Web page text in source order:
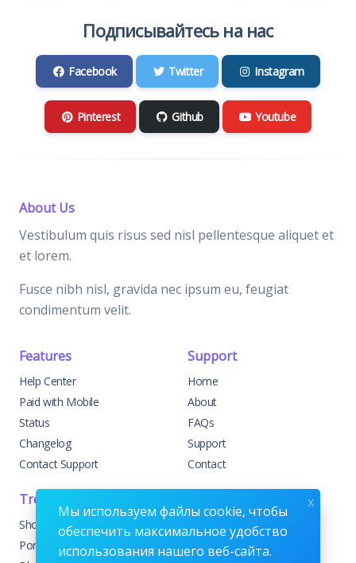
Подписывайтесь на нас
Facebook Twitter Instagram
Pinterest Github Youtube
About Us
Vestibulum quis risus sed nisl pellentesque aliquet et
et lorem.
Fusce nibh nisl, gravida nec ipsum eu, feugiat
condimentum velit.
Features
Help Center
Paid with Mobile
Status
Changelog
Contact Support
Support
Home
About
FAQs
Support
Contact
Trending
Shop
Portfolio
Knowledge Center
Custom Development
Мы используем файлы cookie, чтобы
обеспечить максимальное удобство
использования нашего веб-сайта.
x